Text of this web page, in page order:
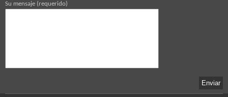
Su mensaje (requerido)